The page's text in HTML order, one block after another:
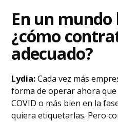
En un
¿cómo
adecuado?
Lydia:Cada vez más
forma de operar ahora
COVID o más bien en la
quiera etiquetarlas. Pero